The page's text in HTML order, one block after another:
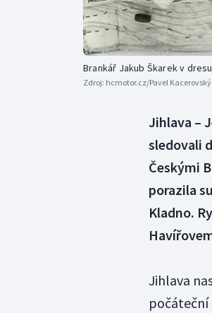
Brankář Jakub Škarek v
Zdroj: hcmotor.cz/Pavel Kacerovský
Jihlava –
sledovali
Českými
porazila
Kladno.
Jihlava
počáteční